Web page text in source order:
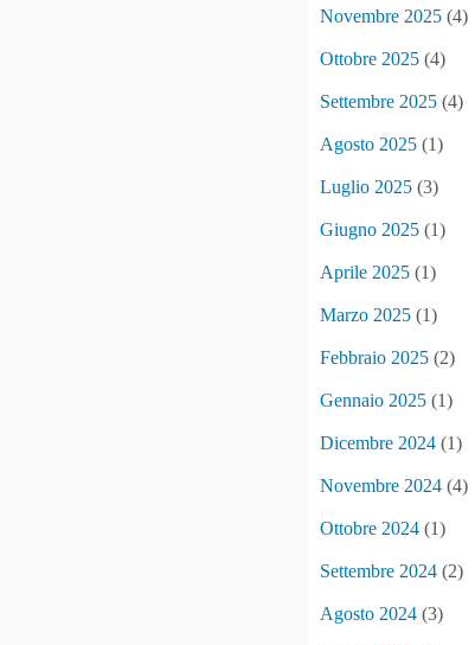
Novembre 2025 (4)
Ottobre 2025 (4)
Settembre 2025 (4)
Agosto 2025 (1)
Luglio 2025 (3)
Giugno 2025 (1)
Aprile 2025 (1)
Marzo 2025 (1)
Febbraio 2025 (2)
Gennaio 2025 (1)
Dicembre 2024 (1)
Novembre 2024 (4)
Ottobre 2024 (1)
Settembre 2024 (2)
Agosto 2024 (3)